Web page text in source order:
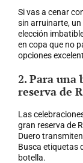
Si vas a cenar
sin arruinarte,
elección
en copa que no
opciones
2. Para una
reserva de
Las
gran reserva de
Duero
Busca etiquetas
botella.